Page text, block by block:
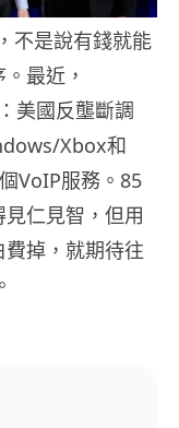
不是說有錢就能
最近，
美國反壟斷調
Xbox和
VoIP服務。85
仁見智，但用
掉，就期待往